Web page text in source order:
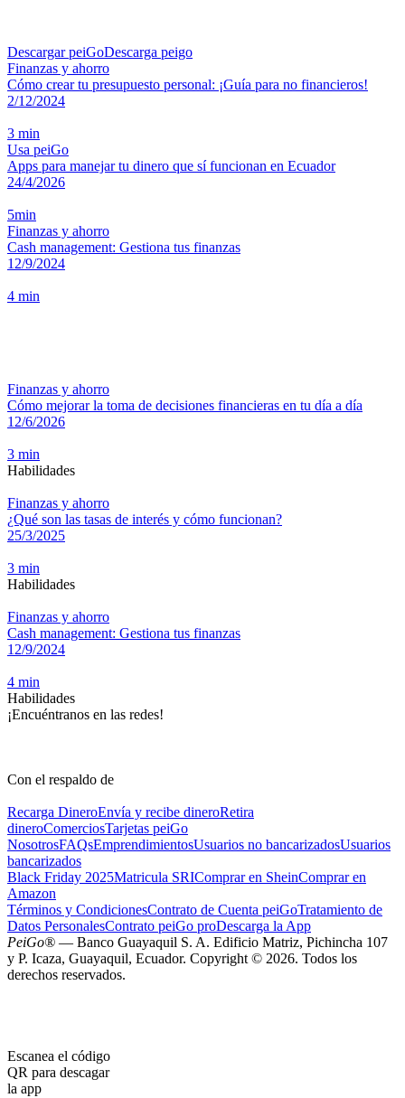
Descargar peiGoDescarga peigo
Finanzas y ahorro
Cómo crear tu presupuesto personal: ¡Guía para no financieros!
2/12/2024
3 min
Usa peiGo
Apps para manejar tu dinero que sí funcionan en Ecuador
24/4/2026
5min
Finanzas y ahorro
Cash management: Gestiona tus finanzas
12/9/2024
4 min
Finanzas y ahorro
Cómo mejorar la toma de decisiones financieras en tu día a día
12/6/2026
3 min
Habilidades
Finanzas y ahorro
¿Qué son las tasas de interés y cómo funcionan?
25/3/2025
3 min
Habilidades
Finanzas y ahorro
Cash management: Gestiona tus finanzas
12/9/2024
4 min
Habilidades
¡Encuéntranos en las redes!
Con el respaldo de
Recarga DineroEnvía y recibe dineroRetira
dineroComerciosTarjetas peiGo
NosotrosFAQsEmprendimientosUsuarios no bancarizadosUsuarios
bancarizados
Black Friday 2025Matricula SRIComprar en SheinComprar en
Amazon
Términos y CondicionesContrato de Cuenta peiGoTratamiento de
Datos PersonalesContrato peiGo proDescarga la App
PeiGo® — Banco Guayaquil S. A. Edificio Matriz, Pichincha 107
y P. Icaza, Guayaquil, Ecuador. Copyright © 2026. Todos los
derechos reservados.
Escanea el código
QR para descagar
la app